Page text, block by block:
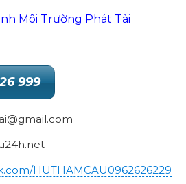
Môi Trường Phát Tài
999
HUTHAMCAU0962626229